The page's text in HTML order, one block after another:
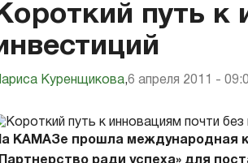
Короткий путь к
Куренщикова,6 апреля 2011 -
КАМАЗе прошла международная
ради успеха» для